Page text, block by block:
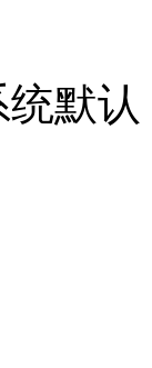
默认